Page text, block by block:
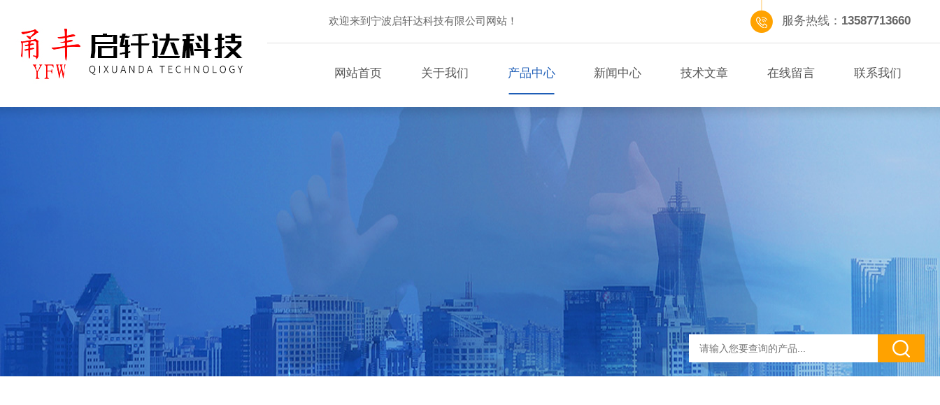
欢迎来到宁波启轩达科技有限公司网站！ 服务热线： 13587713660
网站首页 关于我们 产品中心 新闻中心 技术文章 在线留言 联系我们